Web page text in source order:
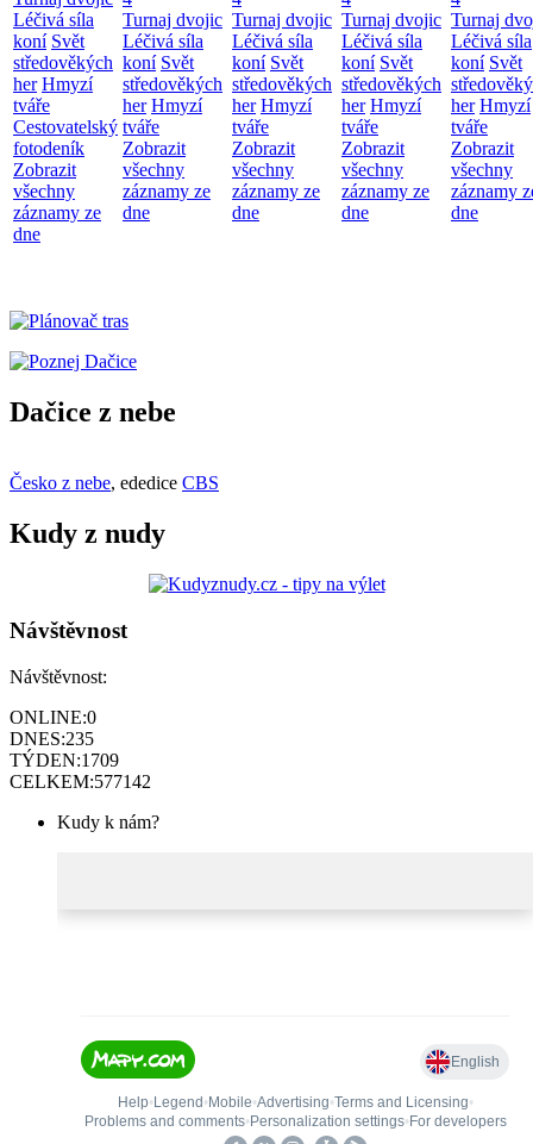
Léčivá síla
koní Svět
středověkých
her Hmyzí
tváře
Cestovatelský
fotodeník
Zobrazit
všechny
záznamy ze
dne
Turnaj dvojic
Léčivá síla
koní Svět
středověkých
her Hmyzí
tváře
Zobrazit
všechny
záznamy ze
dne
Turnaj dvojic
Léčivá síla
koní Svět
středověkých
her Hmyzí
tváře
Zobrazit
všechny
záznamy ze
dne
Turnaj dvojic
Léčivá síla
koní Svět
středověkých
her Hmyzí
tváře
Zobrazit
všechny
záznamy ze
dne
Turnaj
Léčivá síla
koní Svět
her Hmyzí
tváře
Zobrazit
všechny
záznamy
dne
Dačice z nebe
Česko z nebe, ededice CBS
Kudy z nudy
Návštěvnost
Návštěvnost:
ONLINE:0
DNES:235
TÝDEN:1709
CELKEM:577142
Kudy k nám?